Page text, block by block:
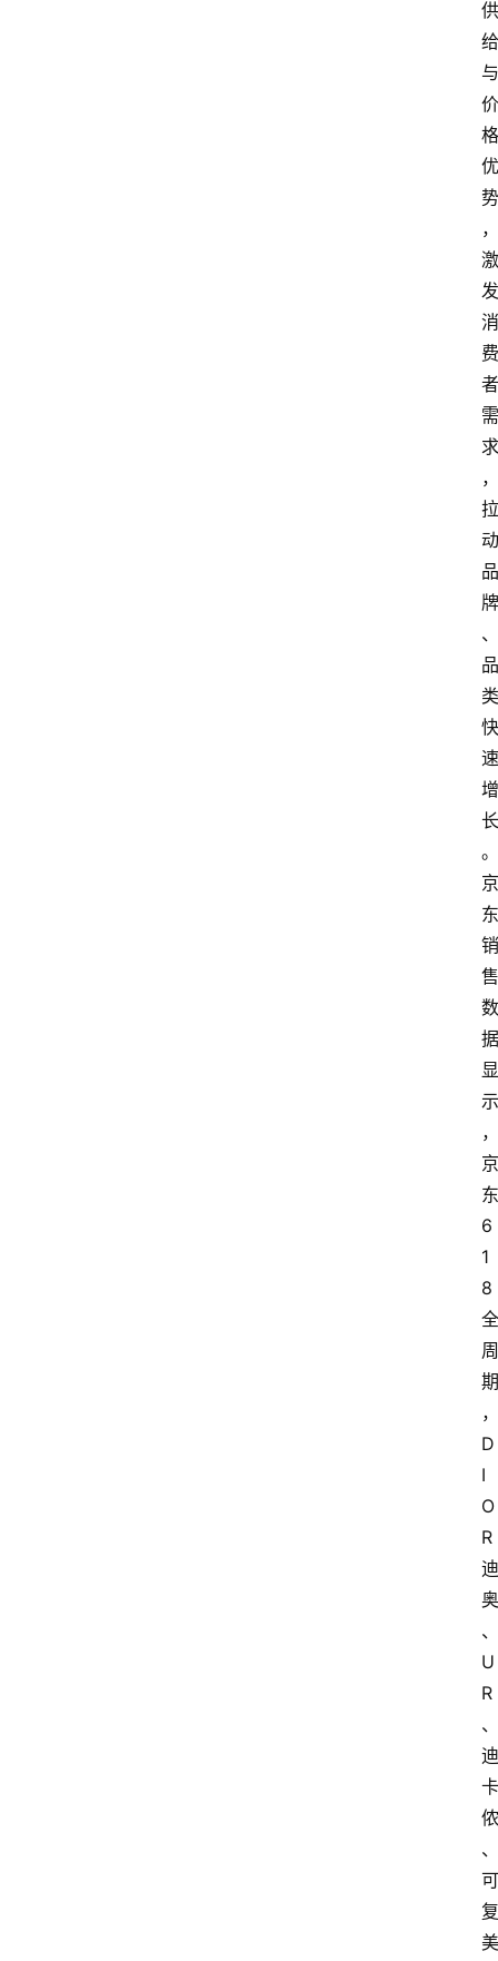
供
给
与
价
格
优
势
，
激
发
消
费
者
需
求
，
拉
动
品
牌
、
品
类
快
速
增
长
。
京
东
销
售
数
据
显
示
，
京
东
6
1
8
全
周
期
，
D
I
O
R
迪
奥
、
U
R
、
迪
卡
侬
、
可
复
美